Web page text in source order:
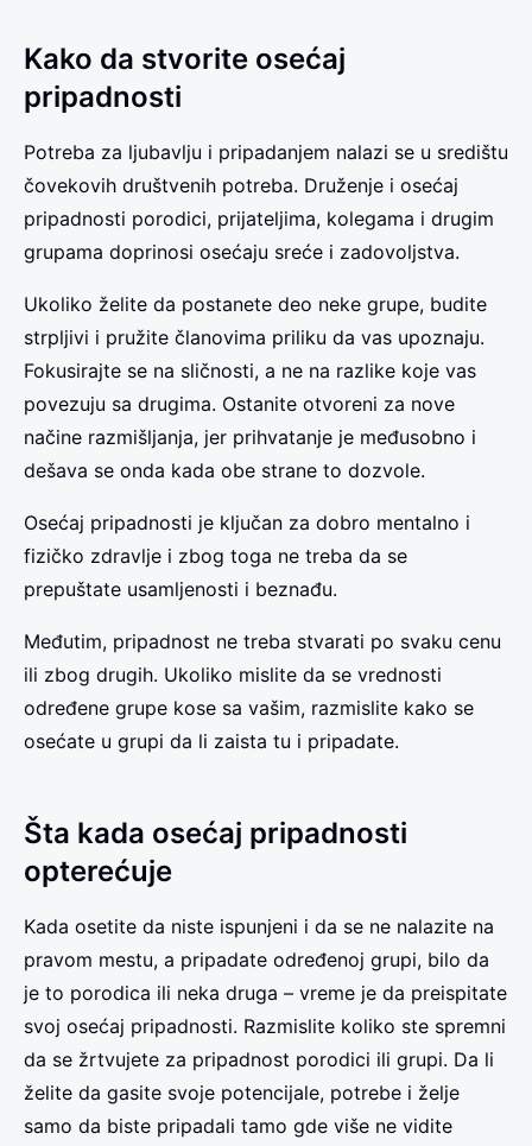
Kako da stvorite osećaj
pripadnosti
Potreba za ljubavlju i pripadanjem nalazi se u središtu
čovekovih društvenih potreba. Druženje i osećaj
pripadnosti porodici, prijateljima, kolegama i drugim
grupama doprinosi osećaju sreće i zadovoljstva.
Ukoliko želite da postanete deo neke grupe, budite
strpljivi i pružite članovima priliku da vas upoznaju.
Fokusirajte se na sličnosti, a ne na razlike koje vas
povezuju sa drugima. Ostanite otvoreni za nove
načine razmišljanja, jer prihvatanje je međusobno i
dešava se onda kada obe strane to dozvole.
Osećaj pripadnosti je ključan za dobro mentalno i
fizičko zdravlje i zbog toga ne treba da se
prepuštate usamljenosti i beznađu.
Međutim, pripadnost ne treba stvarati po svaku cenu
ili zbog drugih. Ukoliko mislite da se vrednosti
određene grupe kose sa vašim, razmislite kako se
osećate u grupi da li zaista tu i pripadate.
Šta kada osećaj pripadnosti
opterećuje
Kada osetite da niste ispunjeni i da se ne nalazite na
pravom mestu, a pripadate određenoj grupi, bilo da
je to porodica ili neka druga – vreme je da preispitate
svoj osećaj pripadnosti. Razmislite koliko ste spremni
da se žrtvujete za pripadnost porodici ili grupi. Da li
želite da gasite svoje potencijale, potrebe i želje
samo da biste pripadali tamo gde više ne vidite